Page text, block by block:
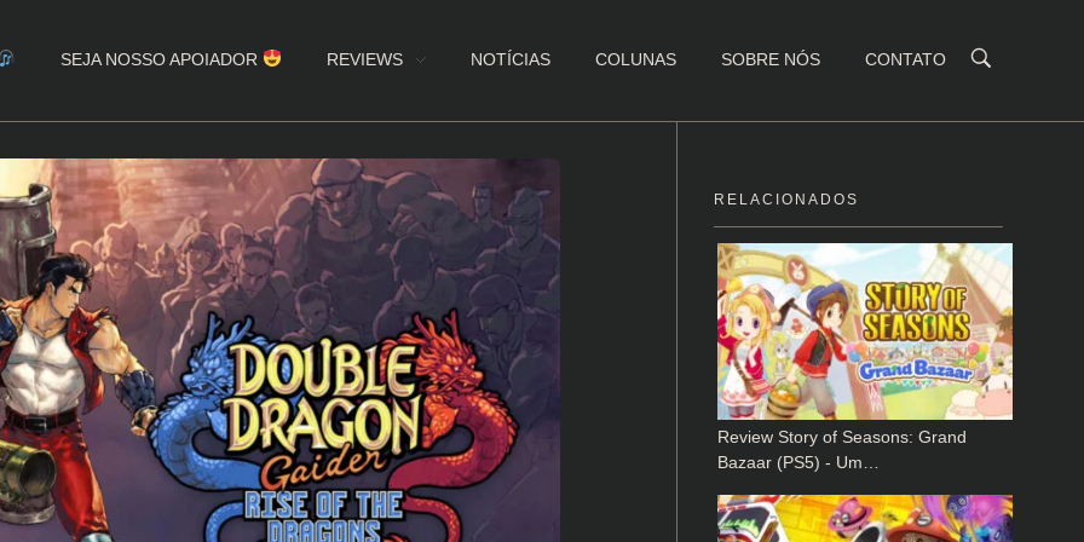
SEJA NOSSO APOIADOR REVIEWS NOTÍCIAS COLUNAS SOBRE NÓS CONTATO
RELACIONADOS
Review Story of Seasons: Grand
Bazaar (PS5) - Um…